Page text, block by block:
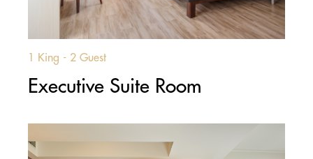
1 King - 2 Guest
Executive Suite Room